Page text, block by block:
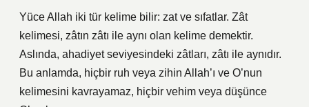
Yüce Allah iki tür kelime bilir: zat ve sıfatlar. Zât
kelimesi, zâtın zâtı ile aynı olan kelime demektir.
Aslında, ahadiyet seviyesindeki zâtları, zâtı ile aynıdır.
Bu anlamda, hiçbir ruh veya zihin Allah’ı ve O’nun
kelimesini kavrayamaz, hiçbir vehim veya düşünce